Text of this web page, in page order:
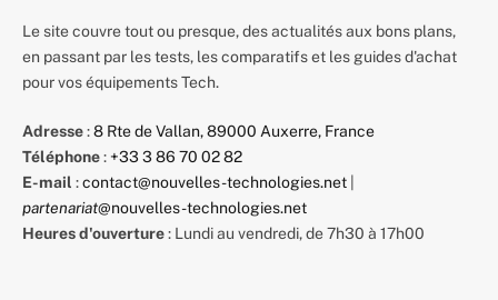
Le site couvre tout ou presque, des actualités aux bons plans,
en passant par les tests, les comparatifs et les guides d'achat
pour vos équipements Tech.
Adresse:8 Rte de Vallan, 89000 Auxerre, France
Téléphone: +33 3 86 70 02 82
E-mail :contact@nouvelles-technologies.net
partenariat@nouvelles-technologies.net
Heures d'ouverture: Lundi au vendredi, de 7h30 à 17h00